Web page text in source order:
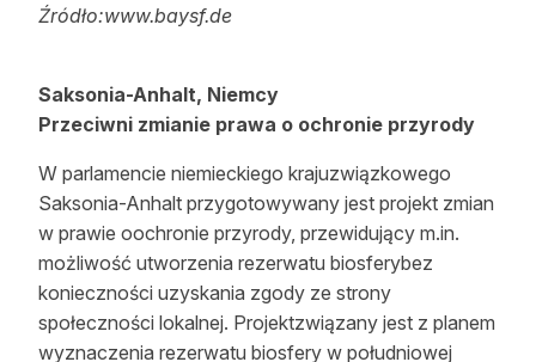
Źródło:www.baysf.de
Saksonia-Anhalt, Niemcy
Przeciwni zmianie prawa o ochronie przyrody
W parlamencie niemieckiego krajuzwiązkowego
Saksonia-Anhalt przygotowywany jest projekt zmian
w prawie oochronie przyrody, przewidujący m.in.
możliwość utworzenia rezerwatu biosferybez
konieczności uzyskania zgody ze strony
społeczności lokalnej. Projektzwiązany jest z planem
wyznaczenia rezerwatu biosfery w południowej